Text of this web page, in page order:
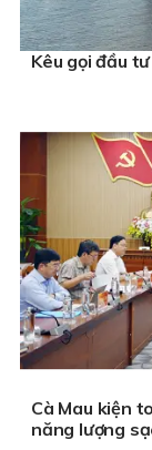
Kêu gọi đầu
Cà Mau kiện
năng lượng